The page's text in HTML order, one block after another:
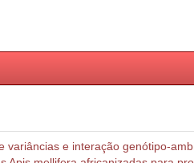
variâncias e interação genótipo-